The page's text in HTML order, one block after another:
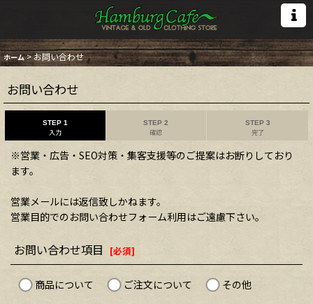
ホーム >お問い合わせ
お問い合わせ
STEP 1
入力
STEP 2
確認
STEP 3
完了
※営業・広告・SEO対策・集客支援等のご提案はお断りしており
ます。
営業メールには返信致しかねます。
営業目的でのお問い合わせフォーム利用はご遠慮下さい。
お問い合わせ項目 [必須]
商品について ご注文について その他